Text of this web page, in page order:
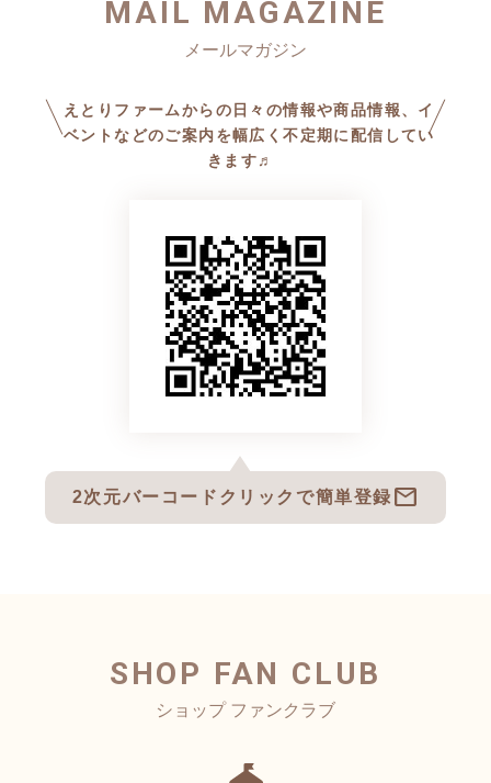
的ホール 〒089-3711 北海道
れました！
MAIL MAGAZINE
えとりファームからの日々の情報や商品情報、イ
ベントなどのご案内を幅広く不定期に配信してい
きます♬
2次元バーコードクリックで簡単登録 mail
SHOP FAN CLUB